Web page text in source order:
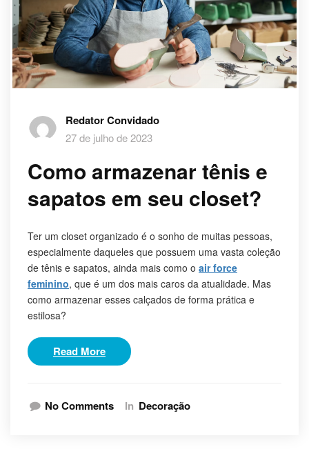
Redator Convidado
27 de julho de 2023
Como armazenar tênis e
sapatos em seu closet?
Ter um closet organizado é o sonho de muitas pessoas,
especialmente daqueles que possuem uma vasta coleção
de tênis e sapatos, ainda mais como o air force
feminino, que é um dos mais caros da atualidade. Mas
como armazenar esses calçados de forma prática e
estilosa?
Read More
No Comments In Decoração